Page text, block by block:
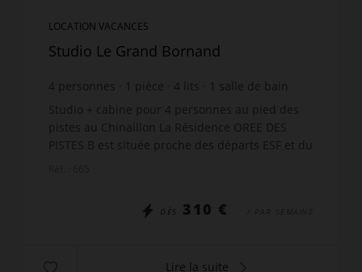
LOCATION VACANCES
Studio Le Grand Bornand
4 personnes pièce 4 lits
salle de bain
Studio + cabine pour 4 personnes au pied des
pistes au Chinaillon La Résidence OREE DES
PISTES B est située proche des départs ESF et du
DÈS 310 € / PAR SEMAINE
Lire la suite